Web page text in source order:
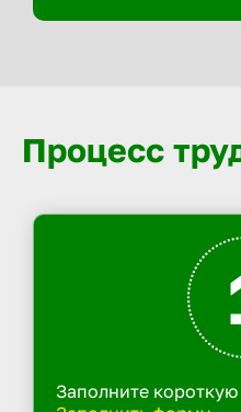
Процесс
Заполните